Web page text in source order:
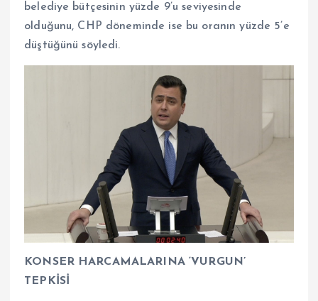
belediye bütçesinin yüzde 9’u seviyesinde
olduğunu, CHP döneminde ise bu oranın yüzde 5’e
düştüğünü söyledi.
KONSER HARCAMALARINA ‘VURGUN’
TEPKİSİ